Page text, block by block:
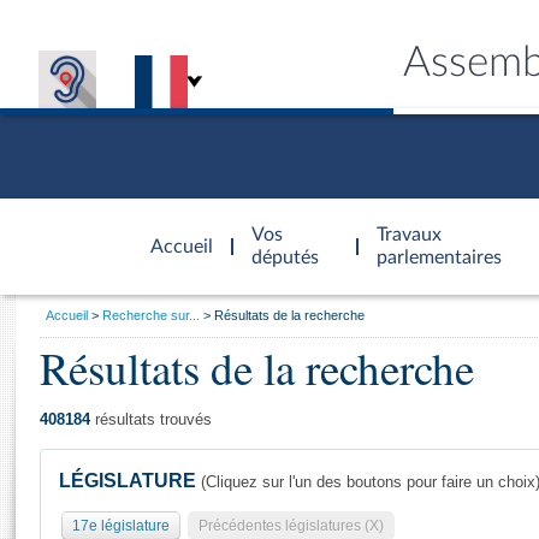
Accueil
d'accueil
Vos
députés
Travaux
parlementaires
Général
Vous
Accueil Recherche sur... Résultats de la recherche
Résultats de la recherche
408184résultats trouvés
LÉGISLATURE (Cliquez sur l'un des boutons pour faire un choix)
17e législature Précédentes législatures (X)